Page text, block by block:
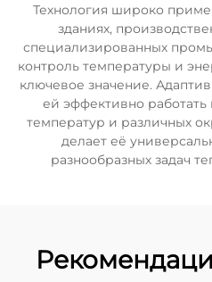
Технология широко
зданиях,
специализированных
контроль температуры и
ключевое значение.
ей эффективно
температур и различных
делает её
разнообразных задач